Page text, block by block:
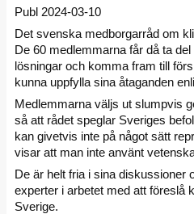
Publ 2024-03-10
Det svenska medborgarråd om
De 60 medlemmarna får då ta
lösningar och komma fram till
kunna uppfylla sina åtaganden
Medlemmarna väljs ut slumpvis
så att rådet speglar Sveriges
kan givetvis inte på något sätt
visar att man inte använt
De är helt fria i sina diskussioner
experter i arbetet med att föreslå
Sverige.